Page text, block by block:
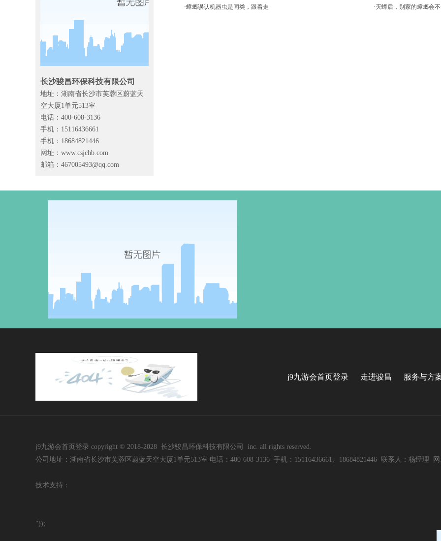
长沙骏昌环保科技有限公司
地址：湖南省长沙市芙蓉区蔚蓝天
空大厦1单元513室
电话：400-608-3136
手机：15116436661
手机：18684821446
网址：www.csjchb.com
邮箱： 467005493@qq.com
·蟑螂误认机器虫是同类，跟着走 ·灭蟑后，别家的蟑螂会
j9九游会首页登录 走进骏昌 服务与方
j9九游会首页登录 copyright © 2018-2028 长沙骏昌环保科技有限公司 inc. all rights reserved.
公司地址：湖南省长沙市芙蓉区蔚蓝天空大厦1单元513室 电话：400-608-3136 手机：15116436661、18684821446 联系人：杨经理 网
技术支持：
"));